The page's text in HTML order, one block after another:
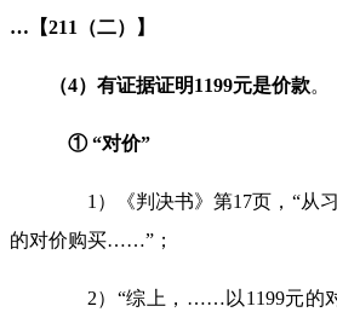
… 【211 （二）】
（4） 有证据证明1199元是价款。
① “对价”
1）《判决书》第17页， “从
的对价购买……” ；
2） “综上， …… 以 1199元的